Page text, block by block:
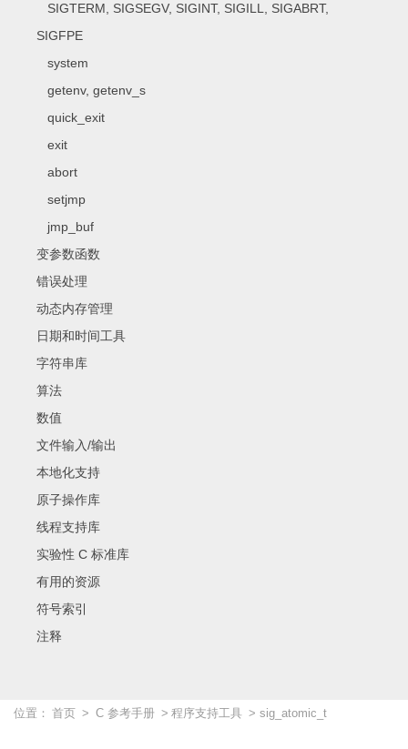
SIGTERM, SIGSEGV, SIGINT, SIGILL, SIGABRT,
SIGFPE
system
getenv, getenv_s
quick_exit
exit
abort
setjmp
jmp_buf
变参数函数
错误处理
动态内存管理
日期和时间工具
字符串库
算法
数值
文件输入/输出
本地化支持
原子操作库
线程支持库
实验性 C 标准库
有用的资源
符号索引
注释
位置： 首页 > C 参考手册 > 程序支持工具 > sig_atomic_t